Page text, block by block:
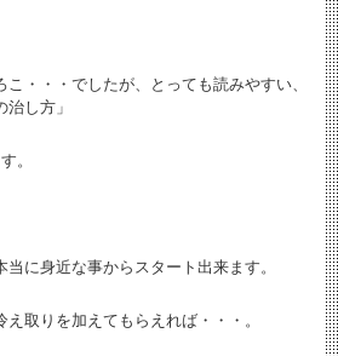
・・・でしたが、とっても読みやすい、
し方」
。
に身近な事からスタート出来ます。
取りを加えてもらえれば・・・。